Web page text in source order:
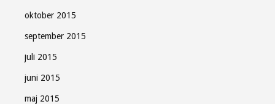
oktober 2015
september 2015
juli 2015
juni 2015
maj 2015